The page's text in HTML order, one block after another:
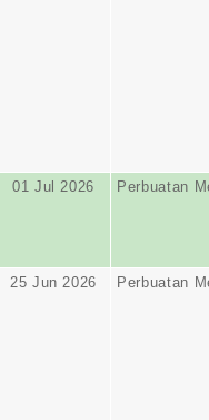
01 Jul 2026 Perbuatan
25 Jun 2026 Perbuatan